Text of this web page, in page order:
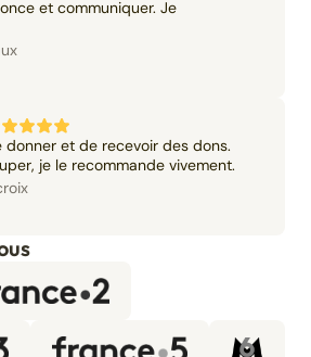
et communiquer. Je
et de recevoir des dons.
je le recommande vivement.